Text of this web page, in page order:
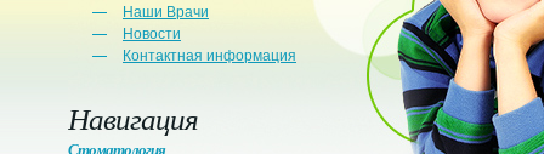
Наши Врачи
Новости
Контактная информация
Навигация
Стоматология